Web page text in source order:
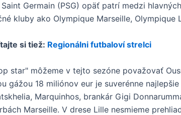
Saint Germain (PSG) opäť patrí medzi
kluby ako Olympique Marseille, Olympique
si tiež: Regionálni futbaloví strelci
star" môžeme v tejto sezóne považovať
gážou 18 miliónov eur je suverénne
Marquinhos, brankár Gigi
Marseille. V drese Lille nesmieme